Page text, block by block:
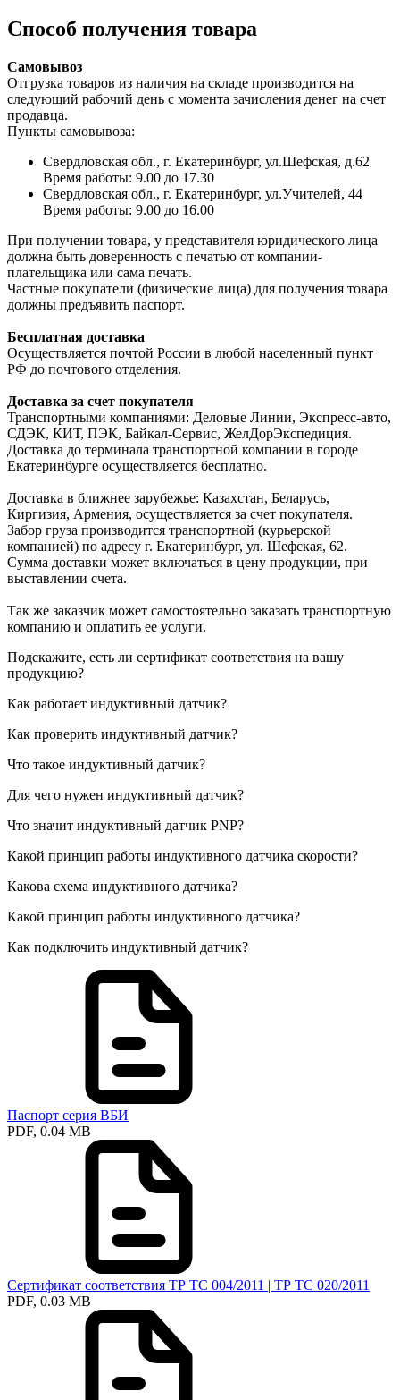
Способ получения товара
Самовывоз
Отгрузка товаров из наличия на складе производится на
следующий рабочий день с момента зачисления денег на счет
продавца.
Пункты самовывоза:
Свердловская обл., г. Екатеринбург, ул.Шефская, д.62
Время работы: 9.00 до 17.30
Свердловская обл., г. Екатеринбург, ул.Учителей, 44
Время работы: 9.00 до 16.00
При получении товара, у представителя юридического лица
должна быть доверенность с печатью от компании-
плательщика или сама печать.
Частные покупатели (физические лица) для получения товара
должны предъявить паспорт.
Бесплатная доставка
Осуществляется почтой России в любой населенный пункт
РФ до почтового отделения.
Доставка за счет покупателя
Транспортными компаниями: Деловые Линии, Экспресс-авто,
СДЭК, КИТ, ПЭК, Байкал-Сервис, ЖелДорЭкспедиция.
Доставка до терминала транспортной компании в городе
Екатеринбурге осуществляется бесплатно.
Доставка в ближнее зарубежье: Казахстан, Беларусь,
Киргизия, Армения, осуществляется за счет покупателя.
Забор груза производится транспортной (курьерской
компанией) по адресу г. Екатеринбург, ул. Шефская, 62.
Сумма доставки может включаться в цену продукции, при
выставлении счета.
Так же заказчик может самостоятельно заказать транспортную
компанию и оплатить ее услуги.
Подскажите, есть ли сертификат соответствия на вашу
продукцию?
Как работает индуктивный датчик?
Как проверить индуктивный датчик?
Что такое индуктивный датчик?
Для чего нужен индуктивный датчик?
Что значит индуктивный датчик PNP?
Какой принцип работы индуктивного датчика скорости?
Какова схема индуктивного датчика?
Какой принцип работы индуктивного датчика?
Как подключить индуктивный датчик?
Паспорт серия ВБИ
PDF, 0.04 MB
Сертификат соответствия ТР ТС 004/2011 | ТР ТС 020/2011
PDF, 0.03 MB